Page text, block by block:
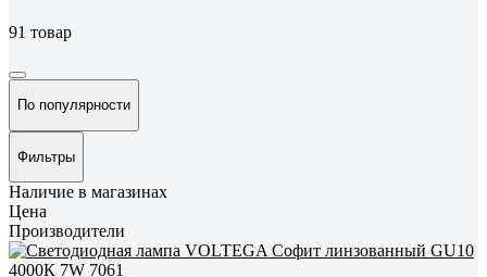
91 товар
По популярности
Фильтры
Наличие в магазинах
Цена
Производители